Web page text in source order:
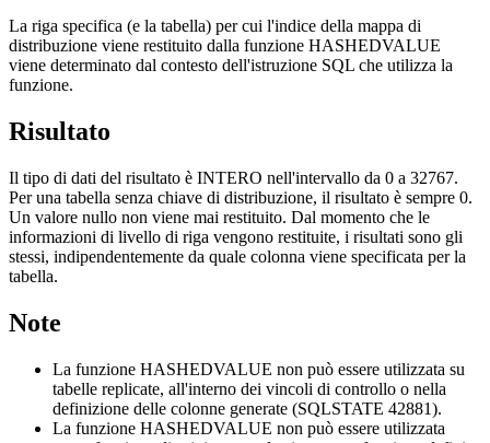
La riga specifica (e la tabella) per cui l'indice della mappa di
distribuzione viene restituito dalla funzione HASHEDVALUE
viene determinato dal contesto dell'istruzione SQL che utilizza la
funzione.
Risultato
Il tipo di dati del risultato è INTERO nell'intervallo da 0 a 32767.
Per una tabella senza chiave di distribuzione, il risultato è sempre 0.
Un valore nullo non viene mai restituito. Dal momento che le
informazioni di livello di riga vengono restituite, i risultati sono gli
stessi, indipendentemente da quale colonna viene specificata per la
tabella.
Note
La funzione HASHEDVALUE non può essere utilizzata su
tabelle replicate, all'interno dei vincoli di controllo o nella
definizione delle colonne generate (SQLSTATE 42881).
La funzione HASHEDVALUE non può essere utilizzata